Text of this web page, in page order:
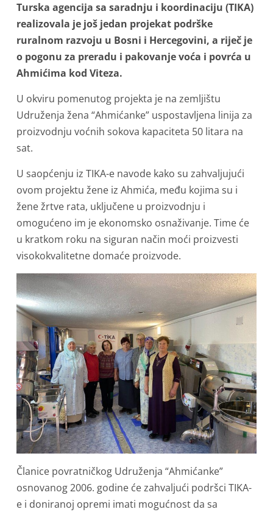
Turska agencija sa saradnju i koordinaciju (TIKA)
realizovala je još jedan projekat podrške
ruralnom razvoju u Bosni i Hercegovini, a riječ je
o pogonu za preradu i pakovanje voća i povrća u
Ahmićima kod Viteza.
U okviru pomenutog projekta je na zemljištu
Udruženja žena “Ahmićanke” uspostavljena linija za
proizvodnju voćnih sokova kapaciteta 50 litara na
sat.
U saopćenju iz TIKA-e navode kako su zahvaljujući
ovom projektu žene iz Ahmića, među kojima su i
žene žrtve rata, uključene u proizvodnju i
omogućeno im je ekonomsko osnaživanje. Time će
u kratkom roku na siguran način moći proizvesti
visokokvalitetne domaće proizvode.
Članice povratničkog Udruženja “Ahmićanke”
osnovanog 2006. godine će zahvaljući podršci TIKA-
e i doniranoj opremi imati mogućnost da sa